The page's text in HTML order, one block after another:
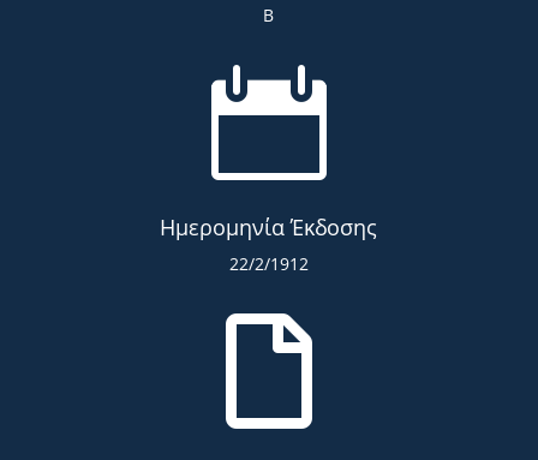
Β

Ημερομηνία Έκδοσης
22/2/1912
